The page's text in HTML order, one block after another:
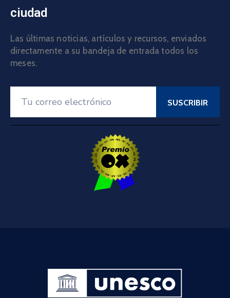
ciudad
Las últimas noticias, artículos y recursos, enviados
directamente a su bandeja de entrada todos los
meses.